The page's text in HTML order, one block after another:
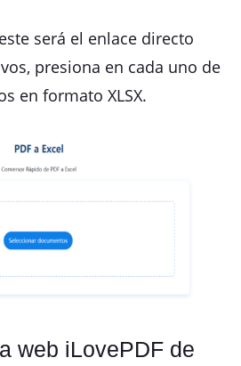
será el enlace directo
presiona en cada uno de
en formato XLSX.
web iLovePDF de